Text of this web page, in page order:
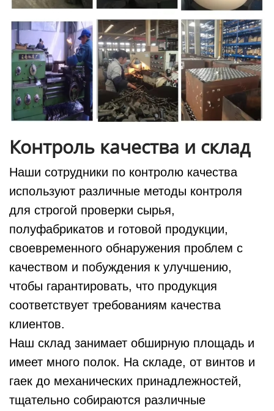
Контроль качества и склад
Наши сотрудники по контролю качества
используют различные методы контроля
для строгой проверки сырья,
полуфабрикатов и готовой продукции,
своевременного обнаружения проблем с
качеством и побуждения к улучшению,
чтобы гарантировать, что продукция
соответствует требованиям качества
клиентов.
Наш склад занимает обширную площадь и
имеет много полок. На складе, от винтов и
гаек до механических принадлежностей,
тщательно собираются различные